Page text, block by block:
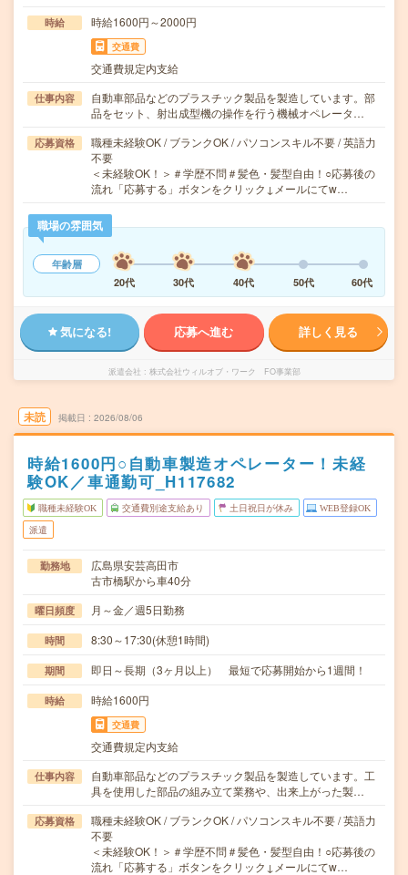
時給 時給1600円～2000円
交通費
交通費規定内支給
仕事内容
自動車部品などのプラスチック製品を製造しています。部
品をセット、射出成型機の操作を行う機械オペレータ…
応募資格
職種未経験OK / ブランクOK / パソコンスキル不要 / 英語力
不要
＜未経験OK！＞＃学歴不問＃髪色・髪型自由！○応募後の
流れ「応募する」ボタンをクリック↓メールにてw…
職場の雰囲気
年齢層
20代
30代 40代 50代 60代
気になる! 応募へ進む 詳しく見る
派遣会社 株式会社ウィルオブ・ワーク FO事業部
未読 掲載日 2026/08/06
時給1600円○自動車製造オペレーター！未経
験OK／車通勤可_H117682
職種未経験OK 交通費別途支給あり 土日祝日が休み WEB登録OK
派遣
勤務地
広島県安芸高田市
古市橋駅から車40分
曜日頻度 月～金／週5日勤務
時間 8:30～17:30(休憩1時間)
期間 即日～長期（3ヶ月以上） 最短で応募開始から1週間！
時給 時給1600円
交通費
交通費規定内支給
仕事内容
自動車部品などのプラスチック製品を製造しています。工
具を使用した部品の組み立て業務や、出来上がった製…
応募資格
職種未経験OK / ブランクOK / パソコンスキル不要 / 英語力
不要
＜未経験OK！＞＃学歴不問＃髪色・髪型自由！○応募後の
流れ「応募する」ボタンをクリック↓メールにてw…